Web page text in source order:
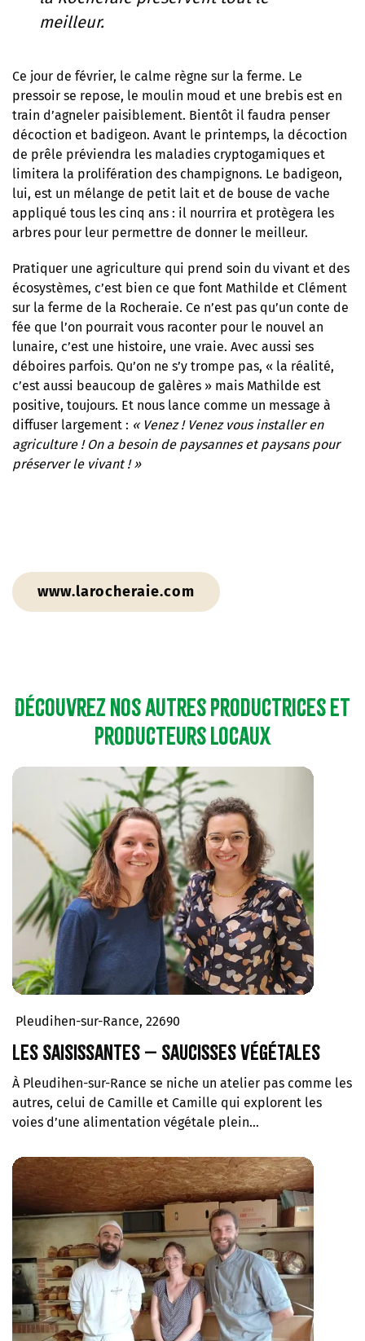
meilleur.
Ce jour de février, le calme règne sur la ferme. Le
pressoir se repose, le moulin moud et une brebis est en
train d’agneler paisiblement. Bientôt il faudra penser
décoction et badigeon. Avant le printemps, la décoction
de prêle préviendra les maladies cryptogamiques et
limitera la prolifération des champignons. Le badigeon,
lui, est un mélange de petit lait et de bouse de vache
appliqué tous les cinq ans : il nourrira et protègera les
arbres pour leur permettre de donner le meilleur.
Pratiquer une agriculture qui prend soin du vivant et des
écosystèmes, c’est bien ce que font Mathilde et Clément
sur la ferme de la Rocheraie. Ce n’est pas qu’un conte de
fée que l’on pourrait vous raconter pour le nouvel an
lunaire, c’est une histoire, une vraie. Avec aussi ses
déboires parfois. Qu’on ne s’y trompe pas, « la réalité,
c’est aussi beaucoup de galères » mais Mathilde est
positive, toujours. Et nous lance comme un message à
diffuser largement : « Venez ! Venez vous installer en
agriculture ! On a besoin de paysannes et paysans pour
préserver le vivant ! »
www.larocheraie.com
Découvrez nos autres productrices et
producteurs locaux
Pleudihen-sur-Rance, 22690
Les Saisissantes – Saucisses végétales
À Pleudihen-sur-Rance se niche un atelier pas comme les
autres, celui de Camille et Camille qui explorent les
voies d’une alimentation végétale plein…